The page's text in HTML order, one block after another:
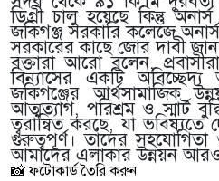
ডিগ্রী চালু হয়েছে কিন্তু
জকিগঞ্জ সরকারি কলেজে
সরকারের কাছে জোর দাবী
বক্তারা আরো বলেন,
বিন্যাসের একটি অবিচ্ছেদ্য
জকিগঞ্জের আর্থসামাজিক
আত্মত্যাগ, পরিশ্রম ও স্মার্ট
ত্বরান্বিত করছে, যা
গুরুত্বপূর্ণ। তাঁদের
আমাদের এলাকার উন্নয়ন
📸 ফটোকার্ড তৈরি করুন